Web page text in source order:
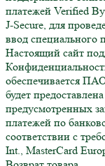
платежей Verified
J-Secure, для
ввод специального
Настоящий сайт
обеспечивается
будет
предусмотренных
платежей по
соответствии с
Int., MasterCard